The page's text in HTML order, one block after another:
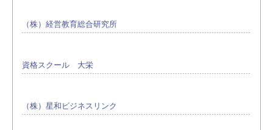
（株）経営教育総合研究所
資格スクール 大栄
（株）星和ビジネスリンク